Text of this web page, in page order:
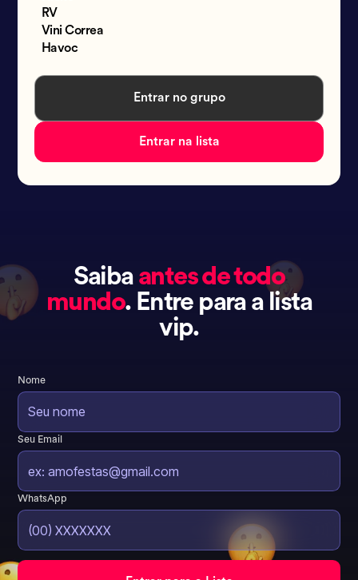
RV
Vini Correa
Havoc
Entrar no grupo
Entrar na lista
Saiba antes de todo
mundo. Entre para a lista
vip.
Nome
Seu Email
WhatsApp